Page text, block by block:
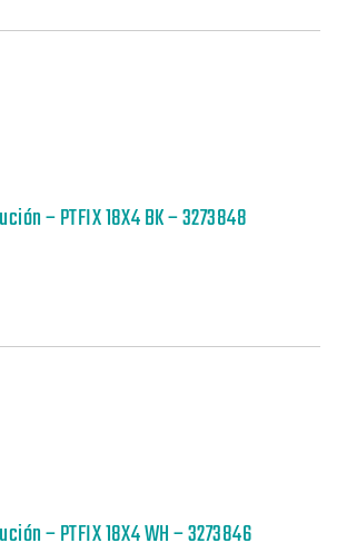
– PTFIX 18X4 BK – 3273848
– PTFIX 18X4 WH – 3273846